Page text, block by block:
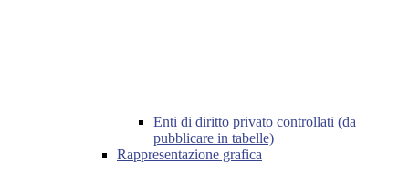
Enti di diritto privato controllati (da
pubblicare in tabelle)
Rappresentazione grafica